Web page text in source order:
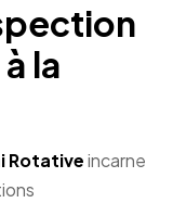
la
Rotativeincarne